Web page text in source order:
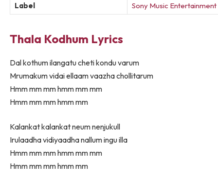
Label
Sony Music Entertainment
Thala Kodhum Lyrics
Dal kothum ilangatu cheti kondu varum
Mrumakum vidai ellaam vaazha chollitarum
Hmm mm mm hmm mm mm
Hmm mm mm hmm mm
Kalankat kalankat neum nenjukull
Irulaadha vidiyaadha nallum ingu illa
Hmm mm mm hmm mm mm
Hmm mm mm hmm mm